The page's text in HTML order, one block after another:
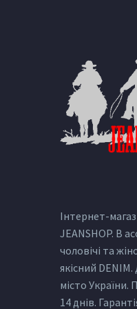
Інтернет-
JEANSHOP. В
чоловічі та
якісний
місто
14 днів.